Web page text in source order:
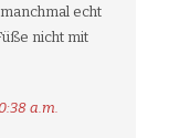
echt
nicht mit
a.m.